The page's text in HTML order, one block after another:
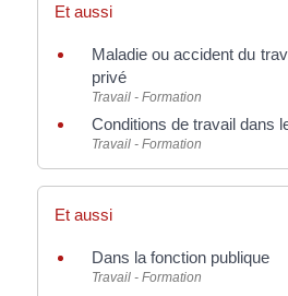
Et aussi
Maladie ou accident du
privé
Travail - Formation
Conditions de travail dans
Travail - Formation
Et aussi
Dans la fonction publique
Travail - Formation